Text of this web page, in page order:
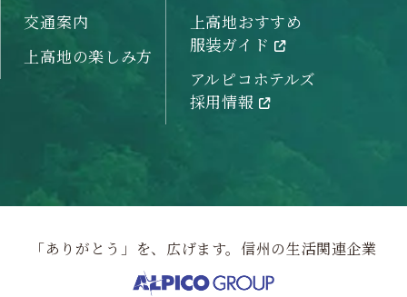
交通案内
上高地の楽しみ方
上高地おすすめ
服装ガイド
アルピコホテルズ
採用情報
「ありがとう」を、広げます。信州の生活関連企業